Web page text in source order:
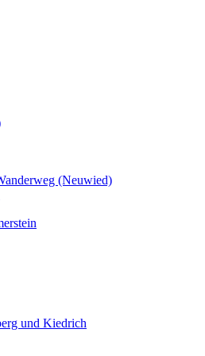
(Neuwied)
und Kiedrich